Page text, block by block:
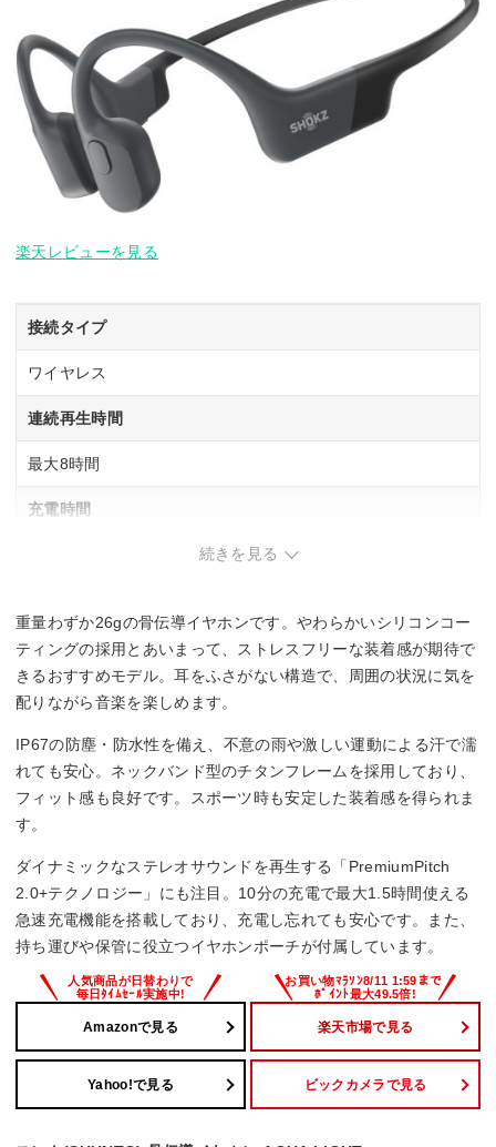
楽天レビューを見る
接続タイプ
ワイヤレス
連続再生時間
最大8時間
充電時間
SBC
マルチポイント対応
◯
防水・防塵性能
IP67
続きを見る
重量わずか26gの骨伝導イヤホンです。やわらかいシリコンコー
ティングの採用とあいまって、ストレスフリーな装着感が期待で
きるおすすめモデル。耳をふさがない構造で、周囲の状況に気を
配りながら音楽を楽しめます。
IP67の防塵・防水性を備え、不意の雨や激しい運動による汗で濡
れても安心。ネックバンド型のチタンフレームを採用しており、
フィット感も良好です。スポーツ時も安定した装着感を得られま
す。
ダイナミックなステレオサウンドを再生する「PremiumPitch
2.0+テクノロジー」にも注目。10分の充電で最大1.5時間使える
急速充電機能を搭載しており、充電し忘れても安心です。また、
持ち運びや保管に役立つイヤホンポーチが付属しています。
Amazonで見る 楽天市場で見る
Yahoo!で見る ビックカメラで見る